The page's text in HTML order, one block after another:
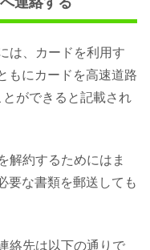
は、カードを利用す
もにカードを高速道路
ができると記載され
解約するためにはま
要な書類を郵送しても
絡先は以下の通りで